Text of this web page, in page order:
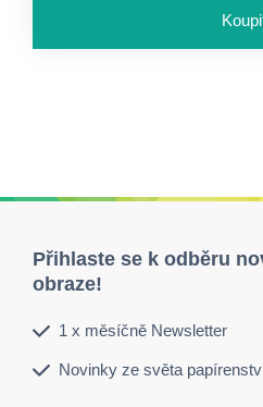
Přihlaste se k odběru
obraze!
1 x měsíčně Newsletter
Novinky ze světa